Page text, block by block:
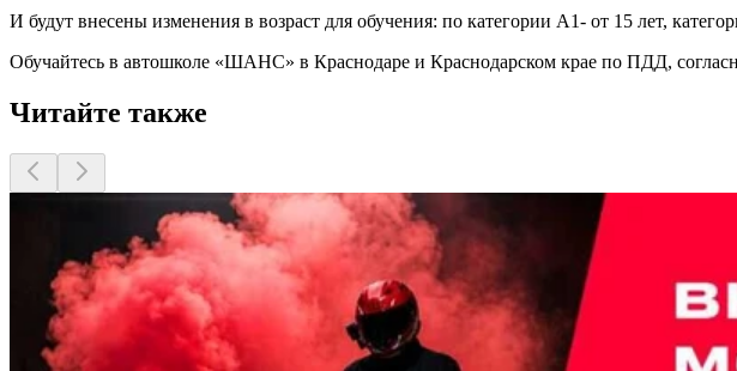
И будут внесены изменения в возраст для обучения: по категории A1- от 15 лет,
Обучайтесь в автошколе «ШАНС» в Краснодаре и Краснодарском крае по ПДД,
Читайте также